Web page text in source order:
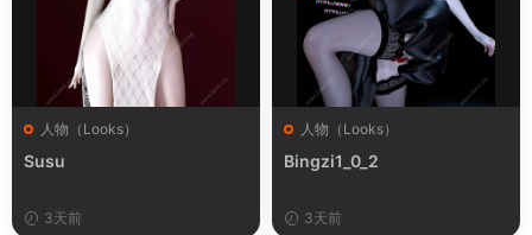
人物（Looks）
Susu
3天前
人物（Looks）
Bingzi1_0_2
3天前